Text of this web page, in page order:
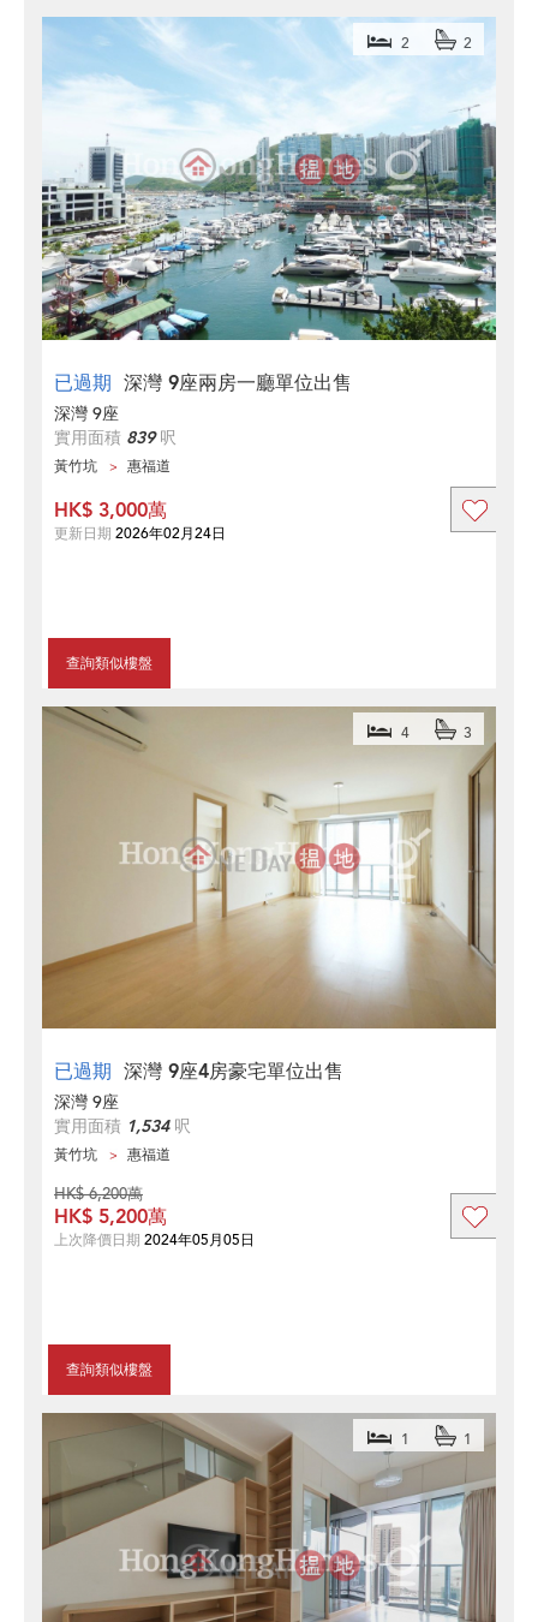
已過期 深灣 9座兩房一廳單位出售
2 2
深灣 9座
實用面積 839呎
黃竹坑 惠福道
查詢類似樓盤
HK$ 3,000萬
更新日期 2026年02月24日
已過期 深灣 9座4房豪宅單位出售
4 3
深灣 9座
實用面積 1,534呎
黃竹坑 惠福道
查詢類似樓盤
HK$ 6,200萬
HK$ 5,200萬
上次降價日期 2024年05月05日
1 1